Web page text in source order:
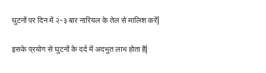
घुटनों पर दिन में २-३ बार नारियल के तेल से मालिश करें|
इसके प्रयोग से घुटनों के दर्द में अदभुत लाभ होता है|